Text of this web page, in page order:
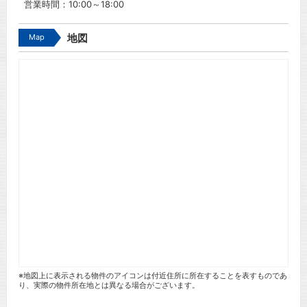
営業時間：10:00～18:00
Map 地図
※地図上に表示される物件のアイコンは付近住所に所在することを表すものであ
り、実際の物件所在地とは異なる場合がございます。